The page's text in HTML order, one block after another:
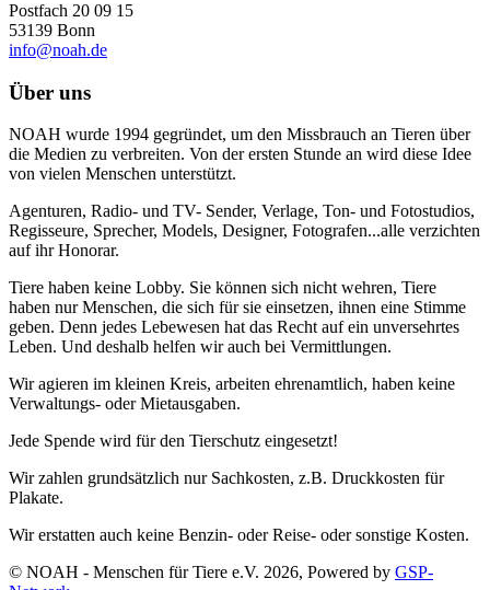
Postfach 20 09 15
53139 Bonn
info@noah.de
Über uns
NOAH wurde 1994 gegründet, um den Missbrauch an Tieren über
die Medien zu verbreiten. Von der ersten Stunde an wird diese Idee
von vielen Menschen unterstützt.
Agenturen, Radio- und TV- Sender, Verlage, Ton- und Fotostudios,
Regisseure, Sprecher, Models, Designer, Fotografen...alle verzichten
auf ihr Honorar.
Tiere haben keine Lobby. Sie können sich nicht wehren, Tiere
haben nur Menschen, die sich für sie einsetzen, ihnen eine Stimme
geben. Denn jedes Lebewesen hat das Recht auf ein unversehrtes
Leben. Und deshalb helfen wir auch bei Vermittlungen.
Wir agieren im kleinen Kreis, arbeiten ehrenamtlich, haben keine
Verwaltungs- oder Mietausgaben.
Jede Spende wird für den Tierschutz eingesetzt!
Wir zahlen grundsätzlich nur Sachkosten, z.B. Druckkosten für
Plakate.
Wir erstatten auch keine Benzin- oder Reise- oder sonstige Kosten.
© NOAH - Menschen für Tiere e.V. 2026, Powered by GSP-